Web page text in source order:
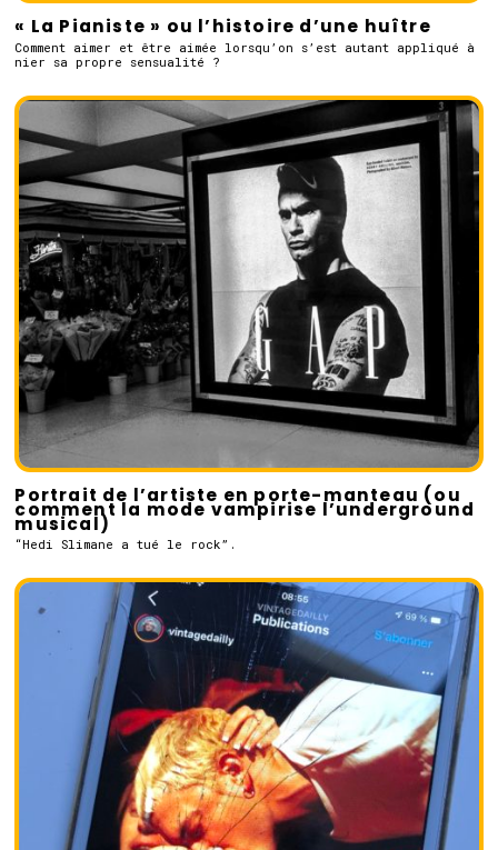
« La Pianiste » ou l’histoire d’une huître
Comment aimer et être aimée lorsqu’on s’est autant appliqué à
nier sa propre sensualité ?
Portrait de l’artiste en porte-manteau (ou
comment la mode vampirise l’underground
musical)
“Hedi Slimane a tué le rock”.